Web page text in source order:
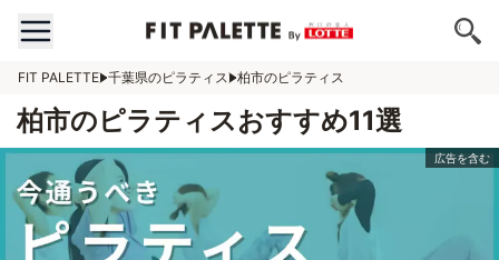
FIT PALETTE 千葉県のピラティス 柏市のピラティス
柏市のピラティスおすすめ11選